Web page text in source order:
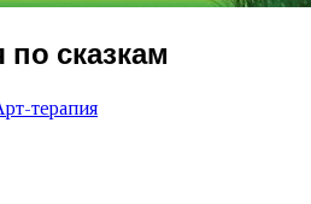
сказкам
терапия